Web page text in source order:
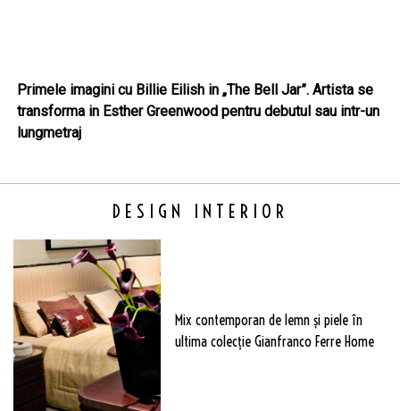
Primele imagini cu Billie Eilish in „The Bell Jar”. Artista se
transforma in Esther Greenwood pentru debutul sau intr-un
lungmetraj
DESIGN INTERIOR
Mix contemporan de lemn şi piele în
ultima colecție Gianfranco Ferre Home